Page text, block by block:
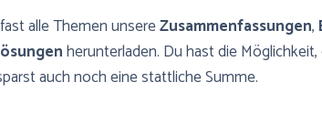
alle Themen unsereZusammenfassungen,
herunterladen. Du hast die
auch noch eine stattliche Summe.